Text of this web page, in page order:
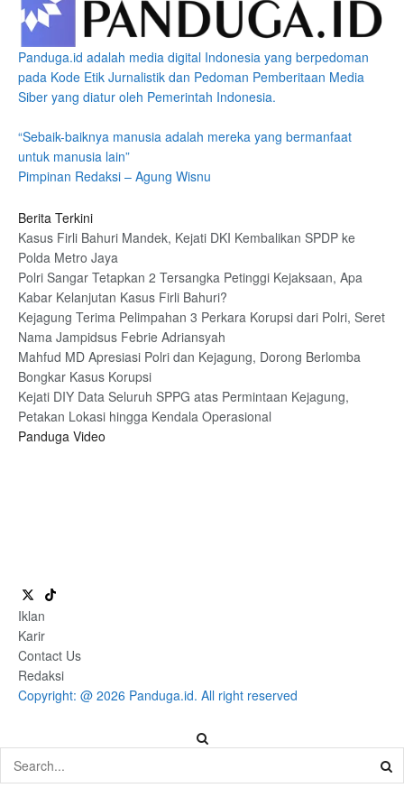
Panduga.id adalah media digital Indonesia yang berpedoman
pada Kode Etik Jurnalistik dan Pedoman Pemberitaan Media
Siber yang diatur oleh Pemerintah Indonesia.
“Sebaik-baiknya manusia adalah mereka yang bermanfaat
untuk manusia lain”
Pimpinan Redaksi – Agung Wisnu
Berita Terkini
Kasus Firli Bahuri Mandek, Kejati DKI Kembalikan SPDP ke
Polda Metro Jaya
Polri Sangar Tetapkan 2 Tersangka Petinggi Kejaksaan, Apa
Kabar Kelanjutan Kasus Firli Bahuri?
Kejagung Terima Pelimpahan 3 Perkara Korupsi dari Polri, Seret
Nama Jampidsus Febrie Adriansyah
Mahfud MD Apresiasi Polri dan Kejagung, Dorong Berlomba
Bongkar Kasus Korupsi
Kejati DIY Data Seluruh SPPG atas Permintaan Kejagung,
Petakan Lokasi hingga Kendala Operasional
Panduga Video
Iklan
Karir
Contact Us
Redaksi
Copyright: @ 2026 Panduga.id. All right reserved